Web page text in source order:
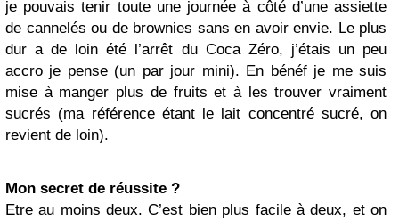
je pouvais tenir toute une journée à côté d’une assiette
de cannelés ou de brownies sans en avoir envie. Le plus
dur a de loin été l’arrêt du Coca Zéro, j’étais un peu
accro je pense (un par jour mini). En bénéf je me suis
mise à manger plus de fruits et à les trouver vraiment
sucrés (ma référence étant le lait concentré sucré, on
revient de loin).
Mon secret de réussite ?
Etre au moins deux. C’est bien plus facile à deux, et on